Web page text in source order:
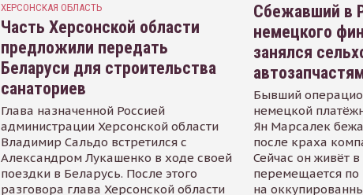
ХЕРСОНСКАЯ ОБЛАСТЬ
Часть Херсонской области
предложили передать
Беларуси для строительства
санаториев
Глава назначенной Россией
администрации Херсонской области
Владимир Сальдо встретился с
Александром Лукашенко в ходе своей
поездки в Беларусь. После этого
разговора глава Херсонской области
Сбежавший в
немецкого
занялся
Бывший
немецкой
Ян Марсалек
после краха
Сейчас он живёт
перемещается по
на